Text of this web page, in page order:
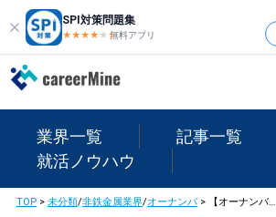
SPI対策問題集
★★★★ ★★
無料アプリ
業界一覧
記事一覧
就活ノウハウ
TOP> 未分類/非鉄金属業界/オーナンバ> 【オーナンバ】平均年収577万円｜年収推移・業界・年代・役職別など徹底解説！